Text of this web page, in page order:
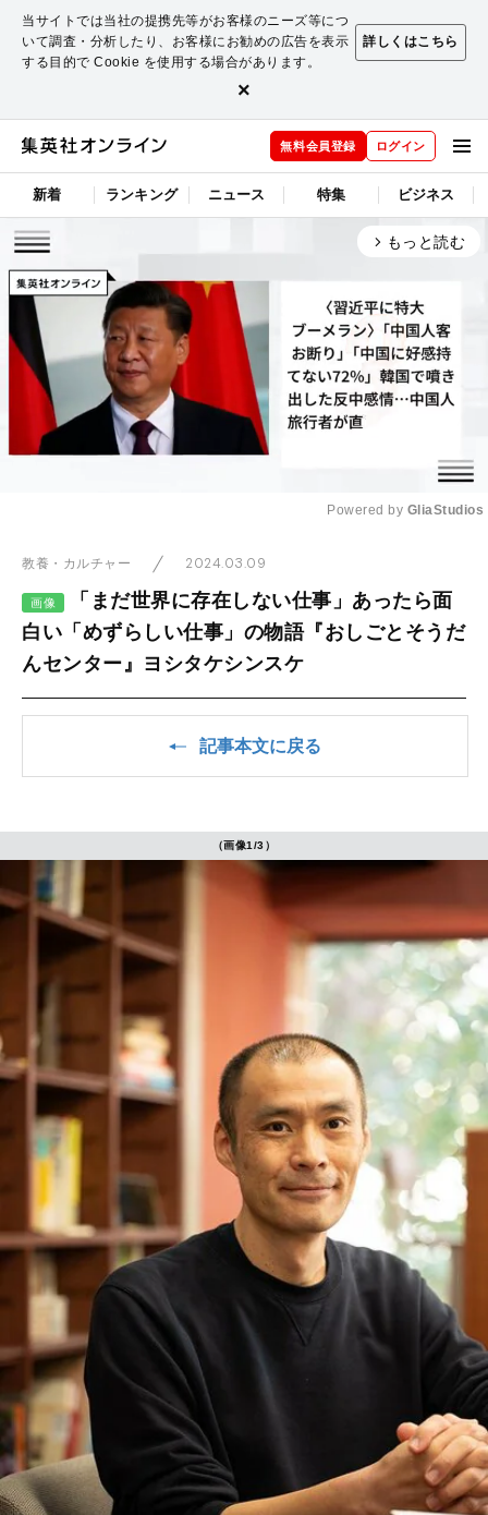
当サイトでは当社の提携先等がお客様のニーズ等につ
いて調査・分析したり、お客様にお勧めの広告を表示
する目的で Cookie を使用する場合があります。
詳しくはこちら
×
無料会員登録 ログイン
新着 ランキング ニュース 特集 ビジネス
arrow_forward_ios もっと読む
Powered by GliaStudios
教養・カルチャー 2024.03.09
画像
「まだ世界に存在しない仕事」あったら面
白い「めずらしい仕事」の物語『おしごとそうだ
んセンター』ヨシタケシンスケ
記事本文に戻る
（画像1/3）